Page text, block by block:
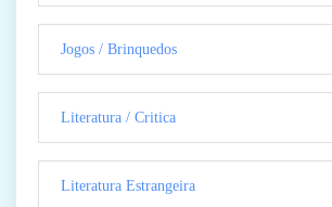
Jogos / Brinquedos
Literatura / Critica
Literatura Estrangeira